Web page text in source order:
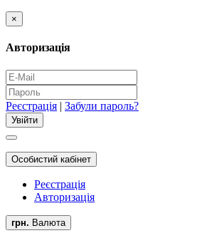
×
Авторизація
Реєстрація | Забули пароль?
Особистий кабінет
Реєстрація
Авторизація
грн. Валюта